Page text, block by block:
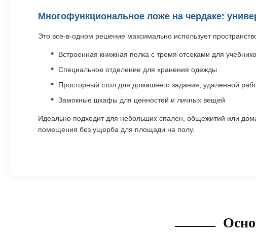
Многофункциональное ложе на чердаке:
Это все-в-одном решение максимально использует
Встроенная книжная полка с тремя отсеками для
Специальное отделение для хранения одежды
Просторный стол для домашнего задания, удаленной
Замокные шкафы для ценностей и личных вещей
Идеально подходит для небольших спален, общежитий или
помещения без ущерба для площади на полу.